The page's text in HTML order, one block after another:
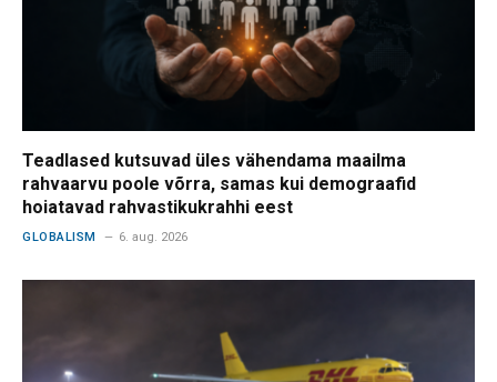
Teadlased kutsuvad üles vähendama maailma
rahvaarvu poole võrra, samas kui demograafid
hoiatavad rahvastikukrahhi eest
GLOBALISM 6. aug. 2026